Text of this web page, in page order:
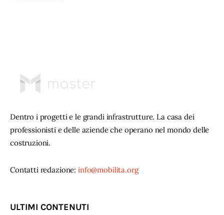
Dentro i progetti e le grandi infrastrutture. La casa dei
professionisti e delle aziende che operano nel mondo delle
costruzioni.
Contatti redazione: info@mobilita.org
ULTIMI CONTENUTI